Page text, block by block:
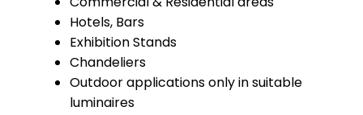
Hotels, Bars
Exhibition Stands
Chandeliers
Outdoor applications only in suitable
luminaires